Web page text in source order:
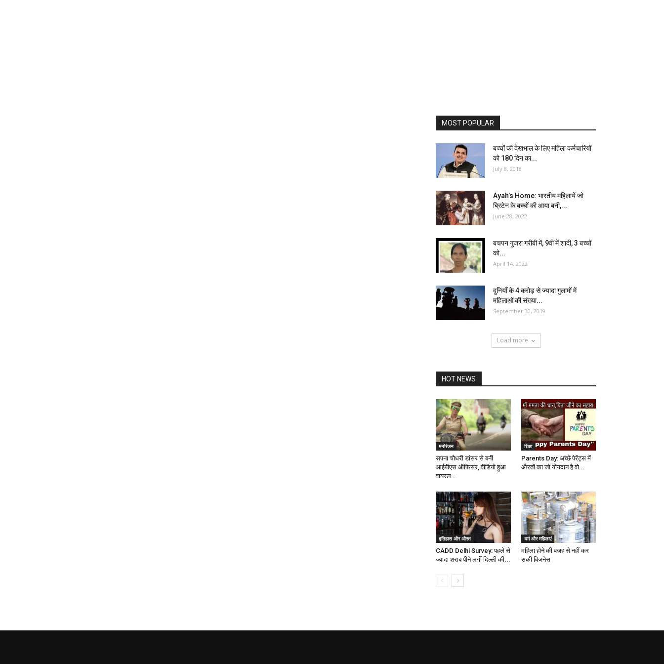
MOST POPULAR
बच्चों की देखभाल के लिए महिला कर्मचारियों
को 180 दिन का...
July 8, 2018
Ayah’s Home: भारतीय महिलायें जो
ब्रिटेन के बच्चों की आया बनी,...
June 28, 2022
बचपन गुजरा गरीबी में, 9वीं में शादी, 3 बच्चों
को...
April 14, 2022
दुनियाँ के 4 करोड़ से ज्यादा गुलामों में
महिलाओं की संख्या...
September 30, 2019
Load more
HOT NEWS
मनोरंजन
सपना चौधरी डांसर से बनीं
आईपीएस ऑफिसर, वीडियो हुआ
वायरल…
शिक्षा
Parents Day: अच्छे पेरेंट्स में
औरतों का जो योगदान है वो...
इतिहास और औरत
CADD Delhi Survey: पहले से
ज्यादा शराब पीने लगीं दिल्ली की...
धर्म और महिलाएं
महिला होने की वजह से नहीं कर
सकी बिजनेस